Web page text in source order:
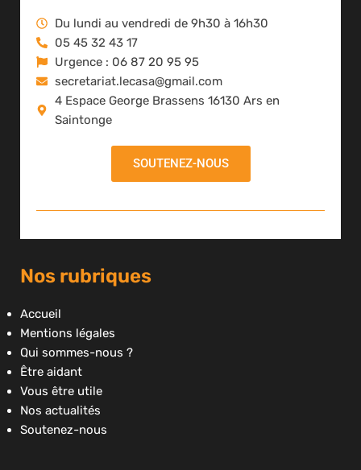
Nos rubriques
Accueil
Mentions légales
Qui sommes-nous ?
Être aidant
Vous être utile
Nos actualités
Soutenez-nous
Du lundi au vendredi de 9h30 à 16h30
05 45 32 43 17
Urgence : 06 87 20 95 95
secretariat.lecasa@gmail.com
4 Espace George Brassens 16130 Ars en
Saintonge
SOUTENEZ-NOUS